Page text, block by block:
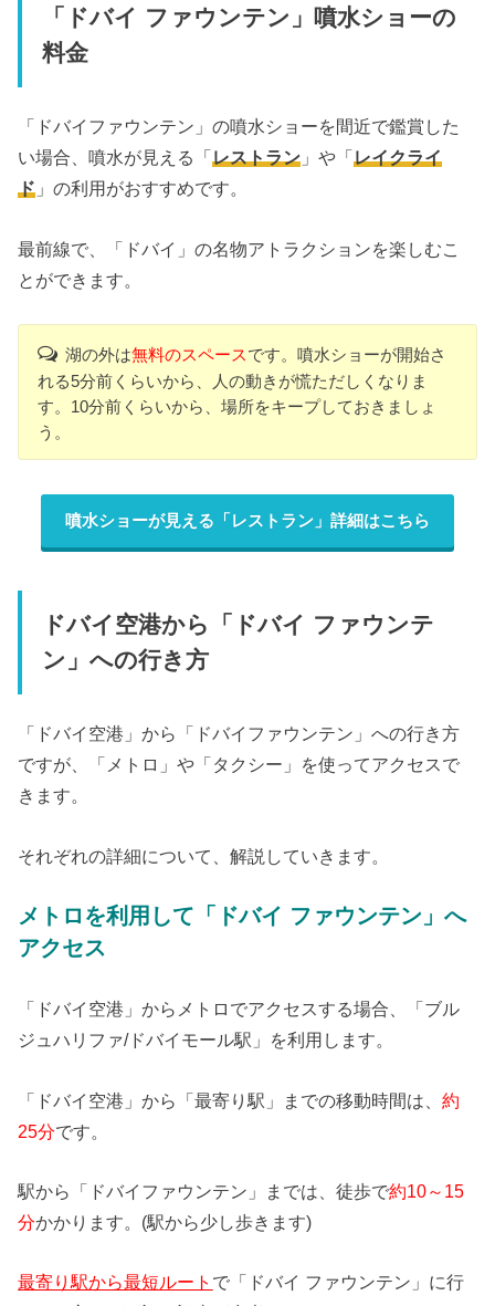
「ドバイ ファウンテン」噴水ショーの
料金
「ドバイファウンテン」の噴水ショーを間近で鑑賞した
い場合、噴水が見える「レストラン 」や「レイクライ
ド 」の利用がおすすめです。
最前線で、「ドバイ」の名物アトラクションを楽しむこ
とができます。
湖の外は無料のスペースです。噴水ショーが開始さ
れる5分前くらいから、人の動きが慌ただしくなりま
す。10分前くらいから、場所をキープしておきましょ
う。
噴水ショーが見える「レストラン」詳細はこちら
ドバイ空港から「ドバイ ファウンテ
ン」への行き方
「ドバイ空港」から「ドバイファウンテン」への行き方
ですが、「メトロ」や「タクシー」を使ってアクセスで
きます。
それぞれの詳細について、解説していきます。
メトロを利用して「ドバイ ファウンテン」へ
アクセス
「ドバイ空港」からメトロでアクセスする場合、「ブル
ジュハリファ/ドバイモール駅」を利用します。
「ドバイ空港」から「最寄り駅」までの移動時間は、約
25分です。
駅から「ドバイファウンテン」までは、徒歩で約10～15
分かかります。(駅から少し歩きます)
最寄り駅から最短ルート で「ドバイ ファウンテン」に行